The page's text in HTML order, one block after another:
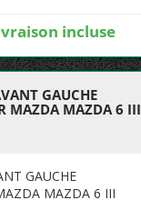
incluse
GAUCHE
MAZDA MAZDA 6 III
GAUCHE
MAZDA 6 III